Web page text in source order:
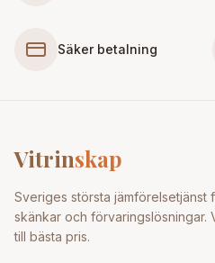
Säker betalning
Vitrinskap
Sveriges största jämförelsetjänst
skänkar och förvaringslösningar.
till bästa pris.